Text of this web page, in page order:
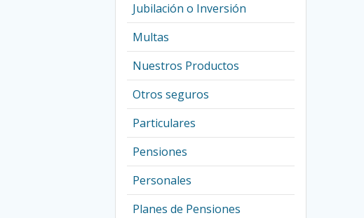
Jubilación o Inversión
Multas
Nuestros Productos
Otros seguros
Particulares
Pensiones
Personales
Planes de Pensiones